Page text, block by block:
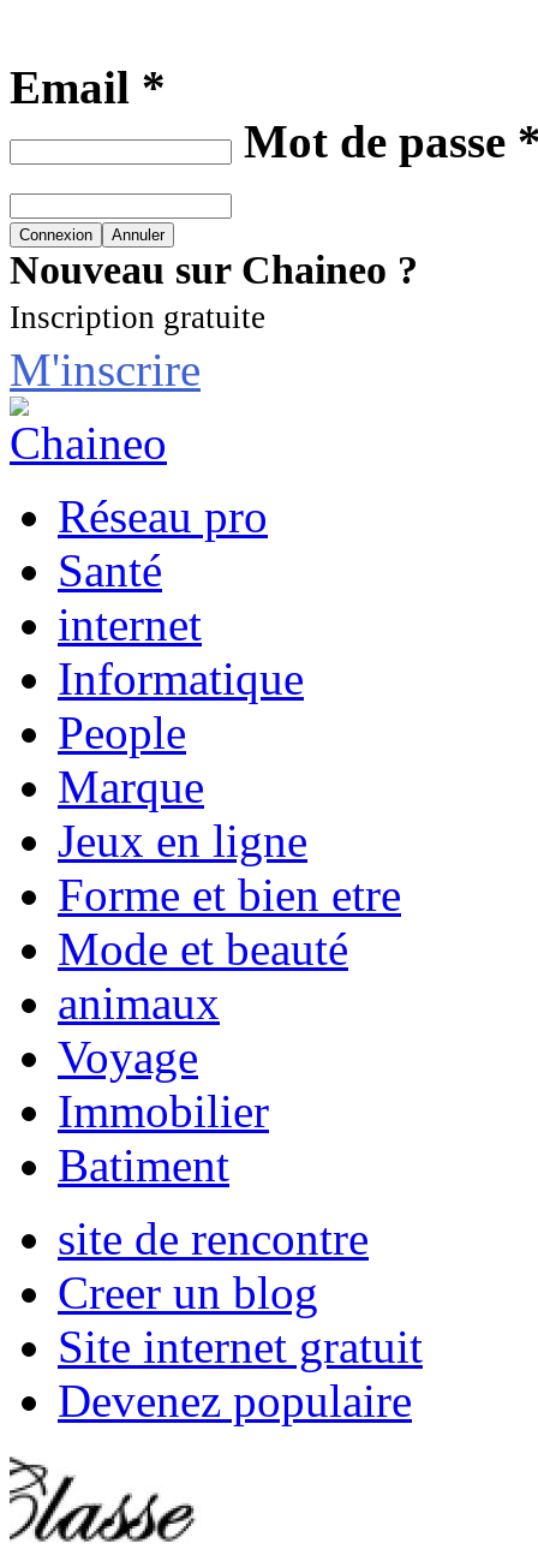
Email *
Mot de passe
Nouveau sur Chaineo ?
Inscription gratuite
M'inscrire
Réseau pro
Santé
internet
Informatique
People
Marque
Jeux en ligne
Forme et bien etre
Mode et beauté
animaux
Voyage
Immobilier
Batiment
site de rencontre
Creer un blog
Site internet gratuit
Devenez populaire